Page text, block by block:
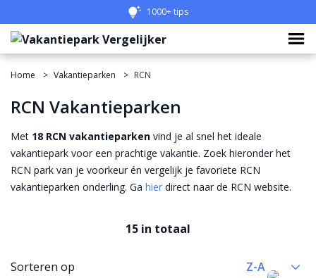
1000+ tips
Home Vakantieparken RCN
RCN Vakantieparken
Met 18 RCN vakantieparken vind je al snel het ideale
vakantiepark voor een prachtige vakantie. Zoek hieronder het
RCN park van je voorkeur én vergelijk je favoriete RCN
vakantieparken onderling. Ga hier direct naar de RCN website.
15 in totaal
Sorteren op